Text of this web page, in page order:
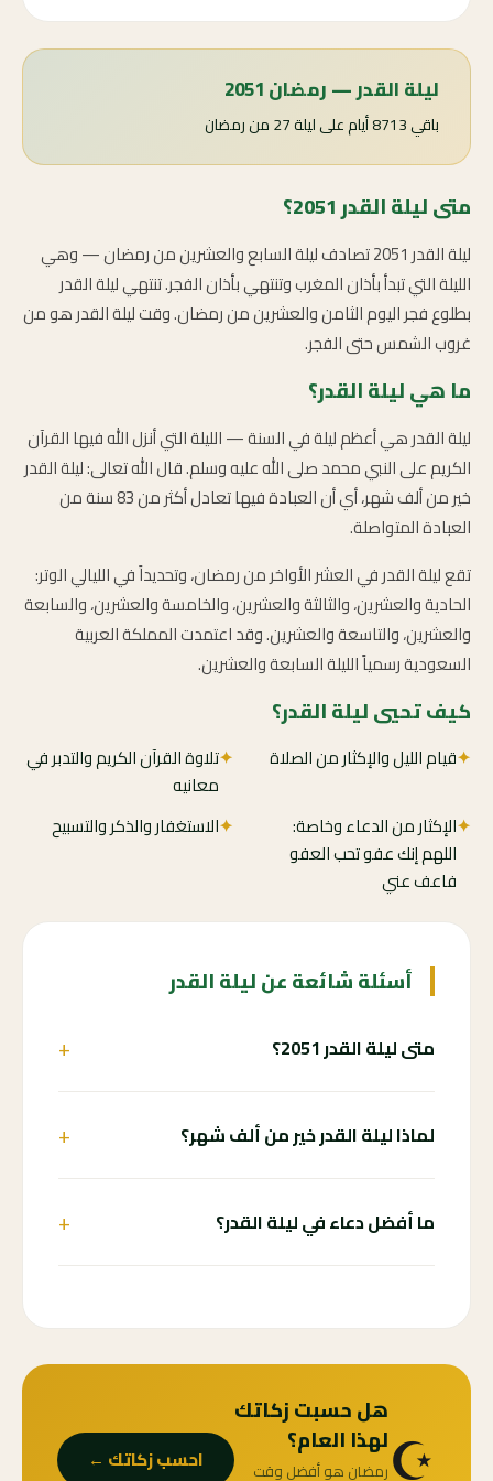
ليلة القدر — رمضان 2051
باقي 8713 أيام على ليلة 27 من رمضان
متى ليلة القدر 2051؟
ليلة القدر 2051 تصادف ليلة السابع والعشرين من رمضان — وهي
الليلة التي تبدأ بأذان المغرب وتنتهي بأذان الفجر. تنتهي ليلة القدر
بطلوع فجر اليوم الثامن والعشرين من رمضان. وقت ليلة القدر هو من
غروب الشمس حتى الفجر.
ما هي ليلة القدر؟
ليلة القدر هي أعظم ليلة في السنة — الليلة التي أنزل الله فيها القرآن
الكريم على النبي محمد صلى الله عليه وسلم. قال الله تعالى: ليلة القدر
خير من ألف شهر، أي أن العبادة فيها تعادل أكثر من 83 سنة من
العبادة المتواصلة.
تقع ليلة القدر في العشر الأواخر من رمضان، وتحديداً في الليالي الوتر:
الحادية والعشرين، والثالثة والعشرين، والخامسة والعشرين، والسابعة
والعشرين، والتاسعة والعشرين. وقد اعتمدت المملكة العربية
السعودية رسمياً الليلة السابعة والعشرين.
كيف تحيي ليلة القدر؟
✦قيام الليل والإكثار من الصلاة ✦تلاوة القرآن الكريم والتدبر في
معانيه
✦الإكثار من الدعاء وخاصة:
اللهم إنك عفو تحب العفو
فاعف عني
✦الاستغفار والذكر والتسبيح
أسئلة شائعة عن ليلة القدر
متى ليلة القدر 2051؟ +
لماذا ليلة القدر خير من ألف شهر؟ +
ما أفضل دعاء في ليلة القدر؟ +
☪️هل حسبت زكاتك
لهذا العام؟
رمضان هو أفضل وقت احسب زكاتك ←